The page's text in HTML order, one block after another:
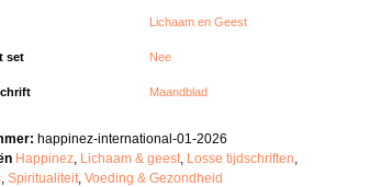
Lichaam en Geest
set Nee
Maandblad
happinez-international-01-2026
Happinez, Lichaam & geest, Losse tijdschriften,
,Spiritualiteit,Voeding & Gezondheid